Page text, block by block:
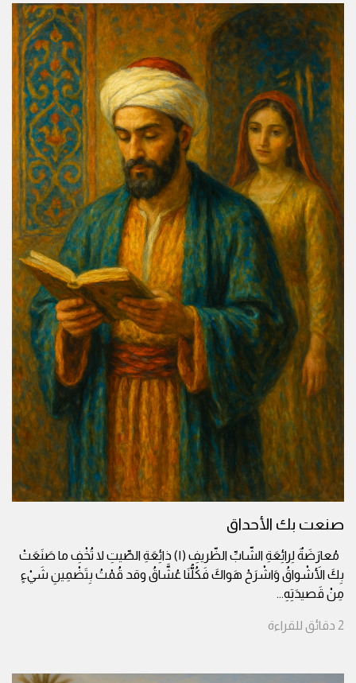
صنعت بك الأحداق
مُعارَضَةٌ لِرائِعَةِ الشّابِّ الظّريفِ (١) ذائِعَةِ الصِّيتِ لا تُخْفِ ما صَنَعَتْ
بِكَ الأَشْواقُ وَاشْرَحْ هَواكَ فَكُلُّنَا عُشَّاقُ وقد قُمْتُ بِتَضْمِينِ شَيْءٍ
مِنْ قَصيدَتِهِ...
2 دقائق للقراءة